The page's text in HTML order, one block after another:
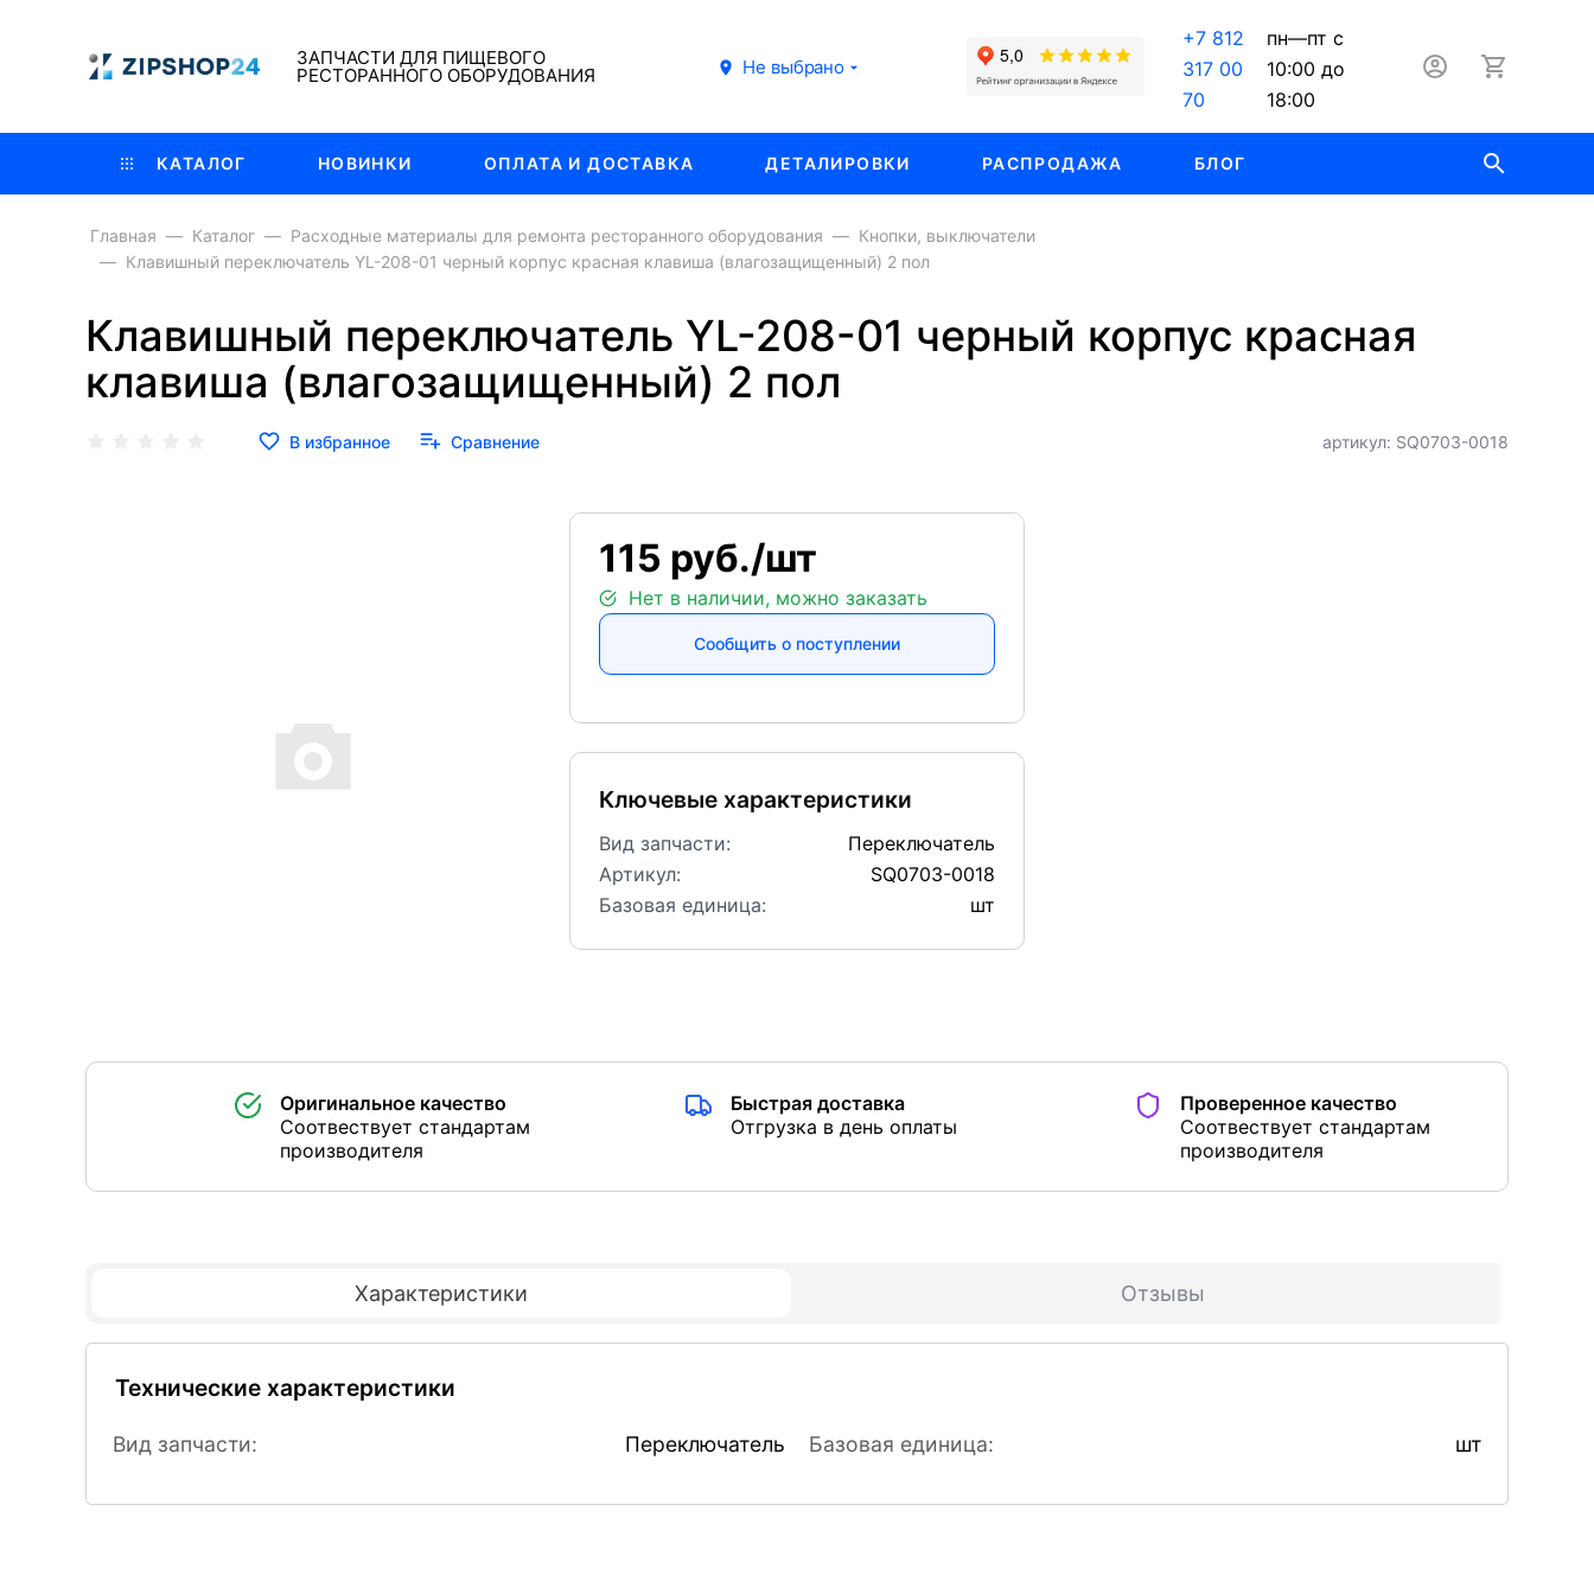
ЗАПЧАСТИ ДЛЯ ПИЩЕВОГО
РЕСТОРАННОГО ОБОРУДОВАНИЯ Не выбрано
+7 812
317 00
70
пн—пт с
10:00 до
18:00
КАТАЛОГ НОВИНКИ ОПЛАТА И ДОСТАВКА ДЕТАЛИРОВКИ РАСПРОДАЖА БЛОГ
Главная Каталог Расходные материалы для ремонта ресторанного оборудования
Кнопки, выключатели
Клавишный переключатель YL-208-01 черный корпус красная клавиша (влагозащищенный) 2 пол
Клавишный переключатель YL-208-01 черный корпус красная
клавиша (влагозащищенный) 2 пол
артикул: SQ0703-0018
В избранное Сравнение
115 руб./шт
Нет в наличии, можно заказать
Сообщить о поступлении
Ключевые характеристики
Вид запчасти:
Переключатель
Артикул:
SQ0703-0018
Базовая единица:
шт
Оригинальное качество
Соотвествует стандартам
производителя
Быстрая доставка
Отгрузка в день оплаты
Проверенное качество
Соотвествует стандартам
производителя
Характеристики Отзывы
Технические характеристики
Вид запчасти: Переключатель Базовая единица: шт